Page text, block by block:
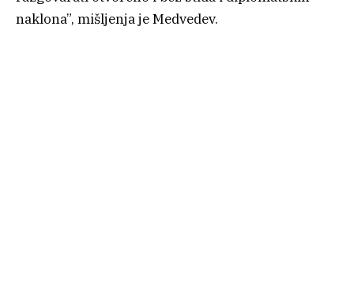
naklona”, mišljenja je Medvedev.